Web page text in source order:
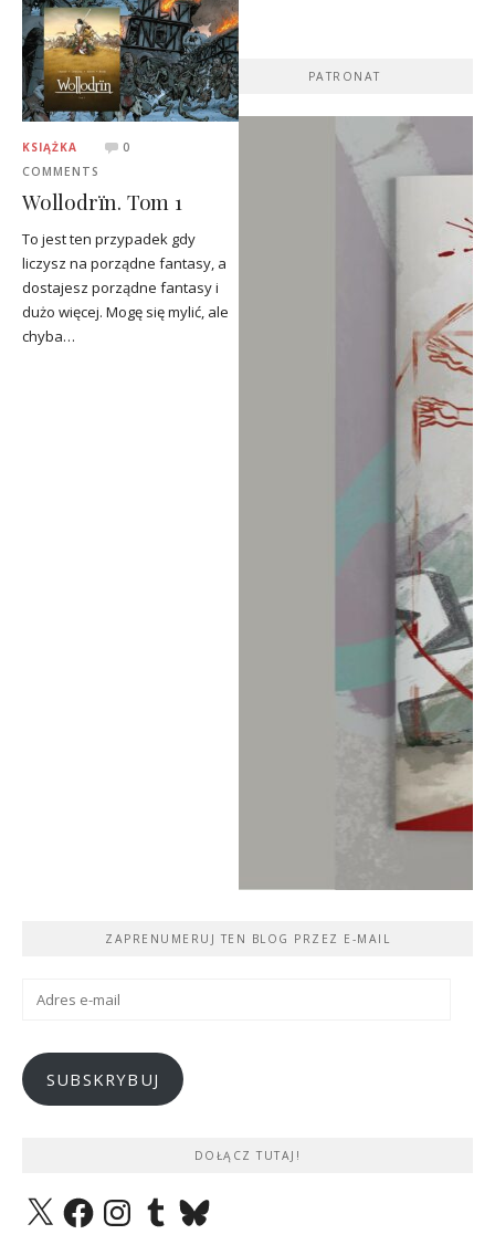
KSIĄŻKA
0
COMMENTS
Wollodrïn. Tom 1
To jest ten przypadek gdy
liczysz na porządne fantasy, a
dostajesz porządne fantasy i
dużo więcej. Mogę się mylić, ale
chyba…
PATRONAT
ZAPRENUMERUJ TEN BLOG PRZEZ E-MAIL
Adres
SUBSKRYBUJ
DOŁĄCZ TUTAJ!
X FacebookInstagramTumblrBluesky